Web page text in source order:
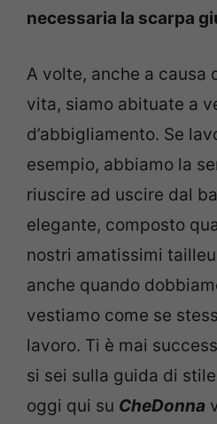
necessaria la scarpa
A volte, anche a causa
vita, siamo abituate a
d’abbigliamento. Se
esempio, abbiamo la
riuscire ad uscire dal
elegante, composto
nostri amatissimi
anche quando
vestiamo come se
lavoro. Ti è mai
si sei sulla guida di
oggi qui su CheDonna